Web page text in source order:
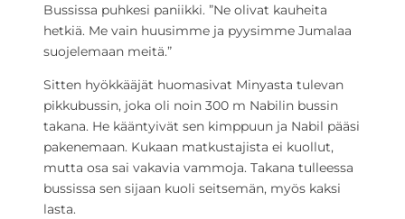
Bussissa puhkesi paniikki. ”Ne olivat kauheita
hetkiä. Me vain huusimme ja pyysimme Jumalaa
suojelemaan meitä.”
Sitten hyökkääjät huomasivat Minyasta tulevan
pikkubussin, joka oli noin 300 m Nabilin bussin
takana. He kääntyivät sen kimppuun ja Nabil pääsi
pakenemaan. Kukaan matkustajista ei kuollut,
mutta osa sai vakavia vammoja. Takana tulleessa
bussissa sen sijaan kuoli seitsemän, myös kaksi
lasta.